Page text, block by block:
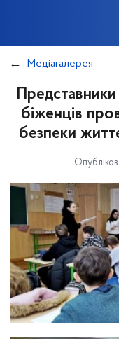
Медіагалерея
біженців
безпеки